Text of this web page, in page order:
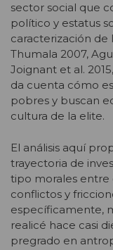
sector social que
político y estatus
caracterización de
Thumala 2007,
Joignant et al.
da cuenta cómo
pobres y buscan
cultura de la elite.
El análisis aquí
trayectoria de
tipo morales entre
conflictos y
específicamente,
realicé hace casi
pregrado en